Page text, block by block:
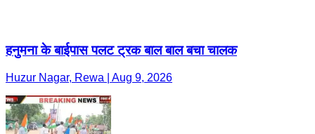
हनुमना के बाईपास पलट ट्रक बाल बाल बचा चालक
Huzur Nagar, Rewa | Aug 9, 2026